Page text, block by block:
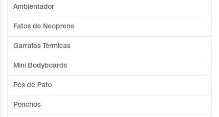
Ambientador
Fatos de Neoprene
Garrafas Térmicas
Mini Bodyboards
Pés de Pato
Ponchos